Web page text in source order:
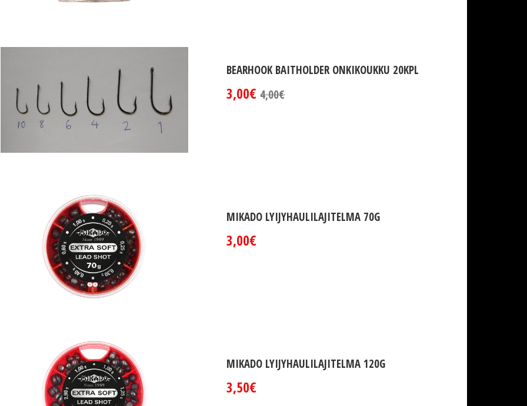
BEARHOOK BAITHOLDER ONKIKOUKKU 20KPL
3,00€ 4,00€
MIKADO LYIJYHAULILAJITELMA 70G
3,00€
MIKADO LYIJYHAULILAJITELMA 120G
3,50€